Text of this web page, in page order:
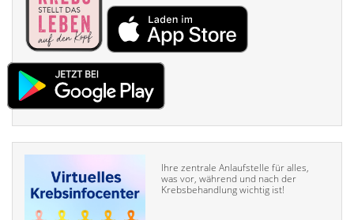
Ihre zentrale Anlaufstelle für alles,
was vor, während und nach der
Krebsbehandlung wichtig ist!